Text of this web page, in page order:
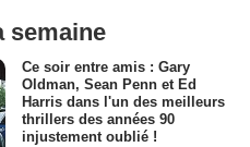
semaine
Ce soir entre amis : Gary
Oldman, Sean Penn et Ed
Harris dans l'un des meilleurs
thrillers des années 90
injustement oublié !